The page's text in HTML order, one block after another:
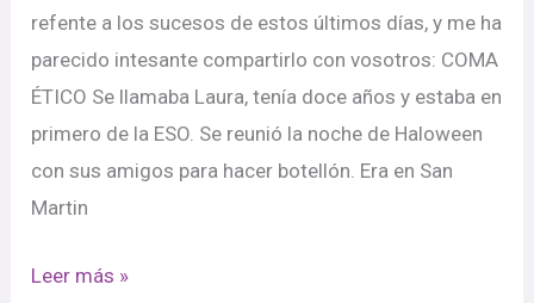
refente a los sucesos de estos últimos días, y me ha
parecido intesante compartirlo con vosotros: COMA
ÉTICO Se llamaba Laura, tenía doce años y estaba en
primero de la ESO. Se reunió la noche de Haloween
con sus amigos para hacer botellón. Era en San
Martin
Leer más »